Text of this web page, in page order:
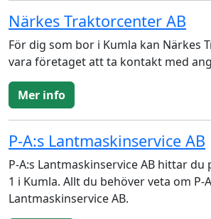
Närkes Traktorcenter AB
För dig som bor i Kumla kan Närkes
vara företaget att ta kontakt med
Mer info
P-A:s Lantmaskinservice AB
P-A:s Lantmaskinservice AB hittar du
1 i Kumla. Allt du behöver veta om P-
Lantmaskinservice AB.